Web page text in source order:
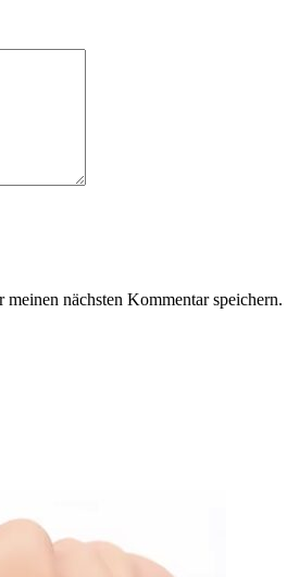
nächsten Kommentar speichern.